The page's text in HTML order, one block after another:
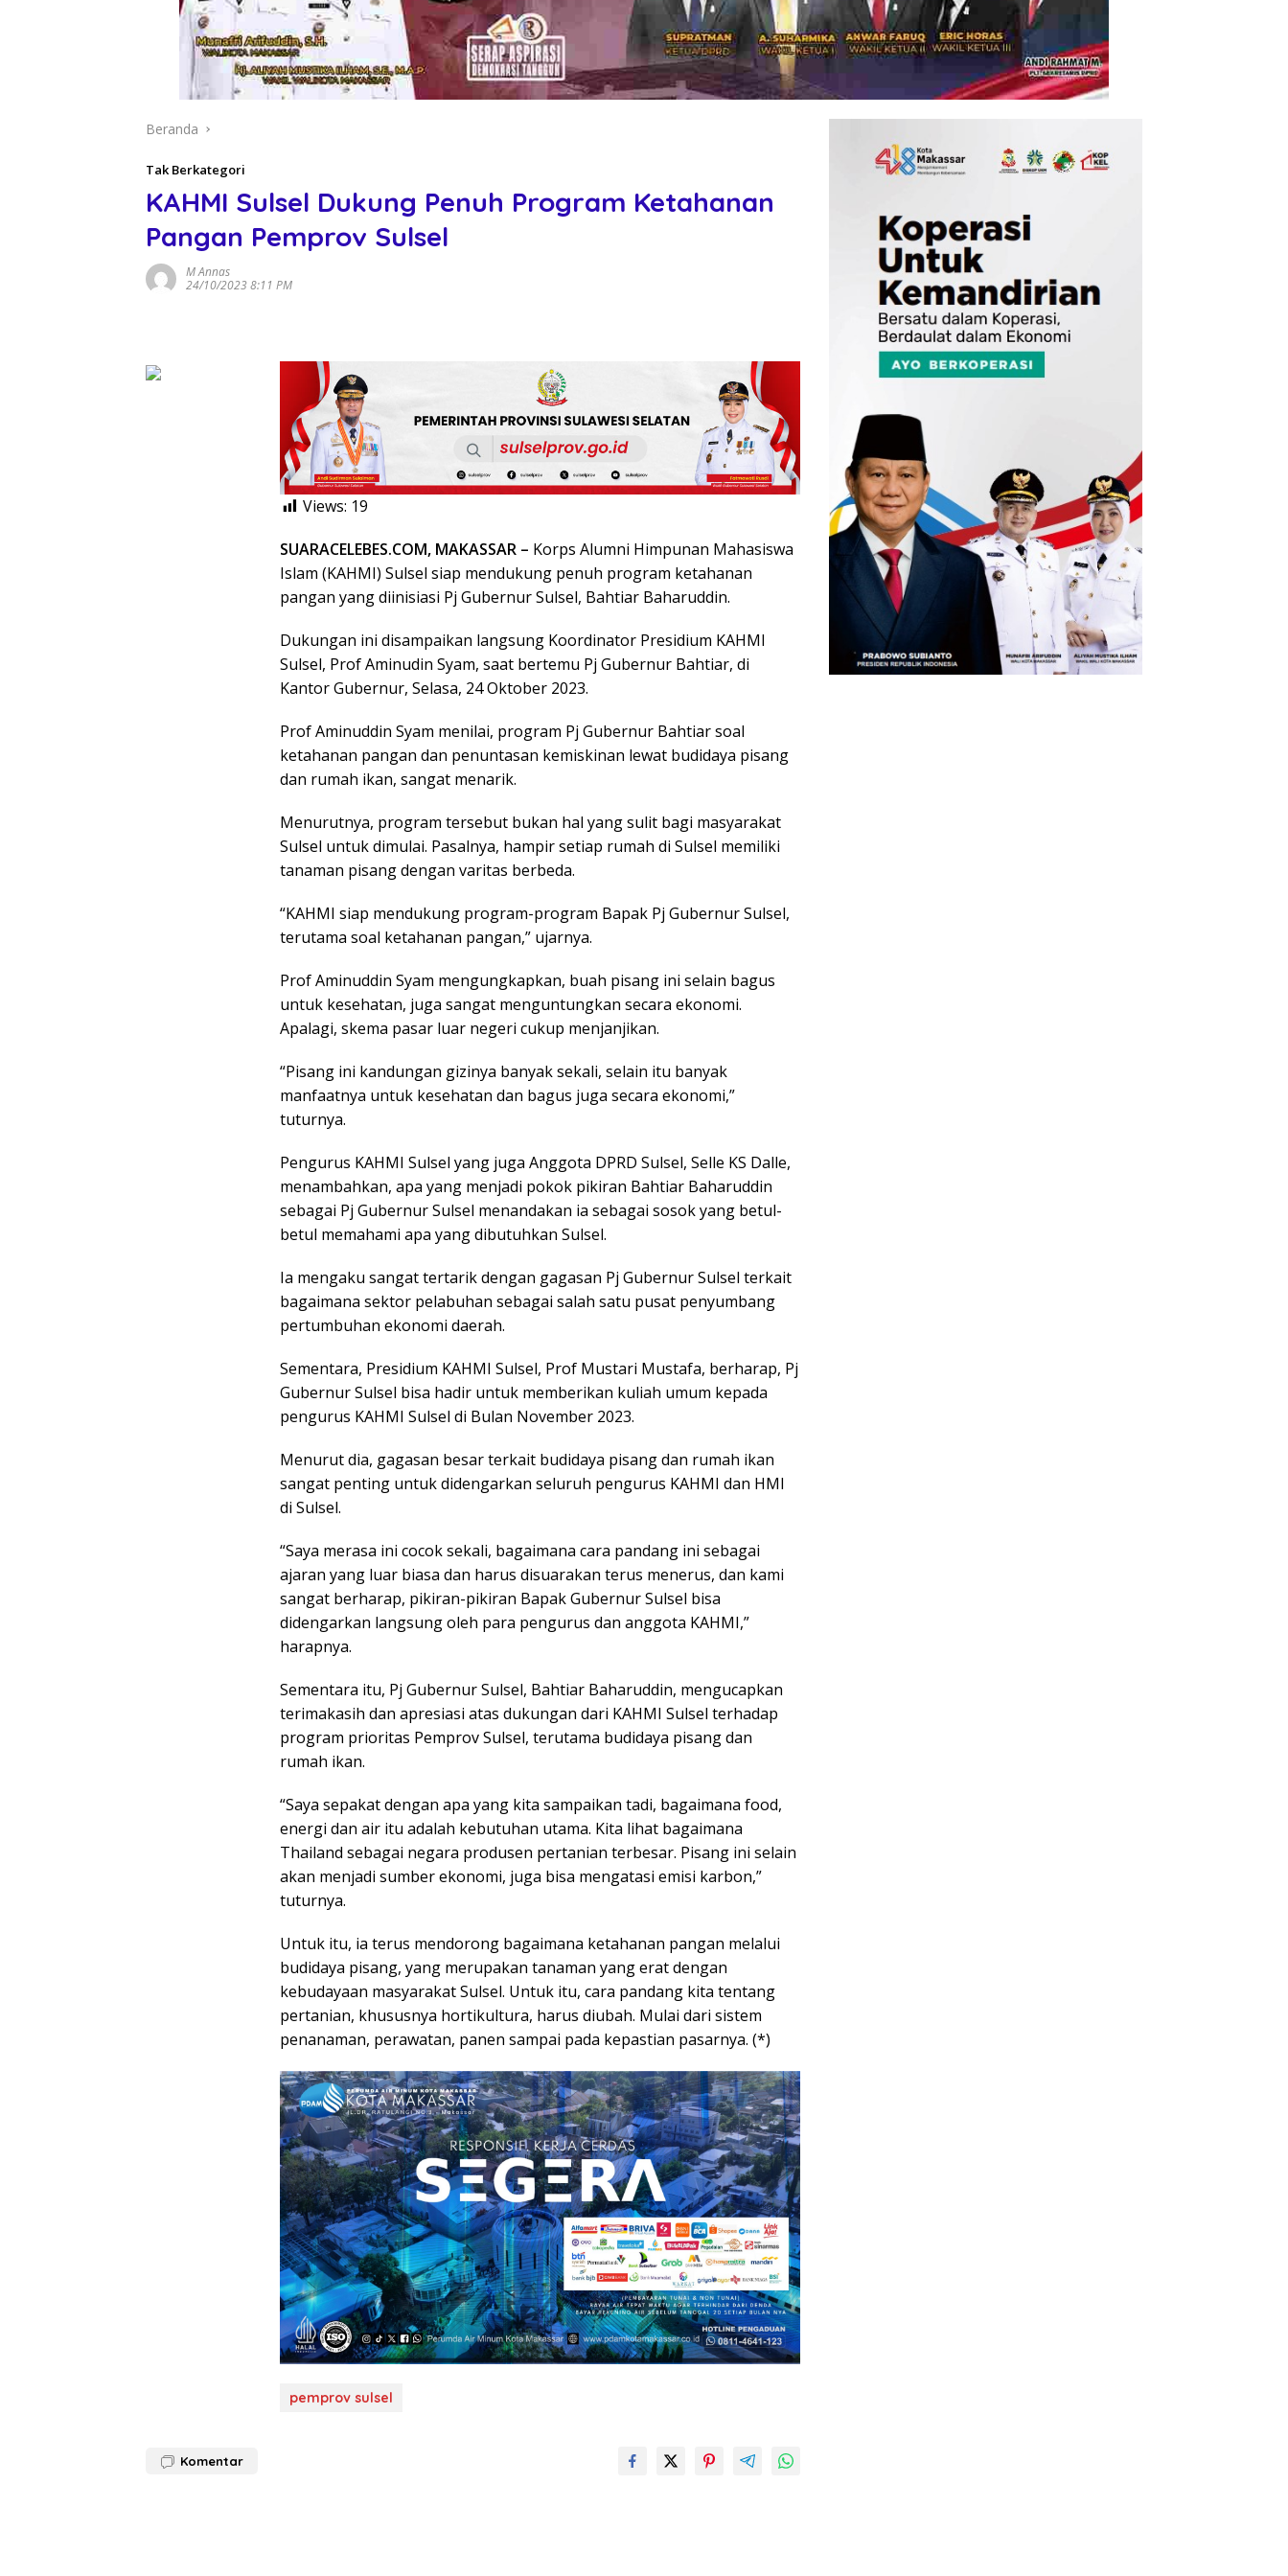
Beranda
Tak Berkategori
KAHMI Sulsel Dukung Penuh Program Ketahanan
Pangan Pemprov Sulsel
M Annas
24/10/2023 8:11 PM
Views: 19
SUARACELEBES.COM, MAKASSAR – Korps Alumni Himpunan Mahasiswa
Islam (KAHMI) Sulsel siap mendukung penuh program ketahanan
pangan yang diinisiasi Pj Gubernur Sulsel, Bahtiar Baharuddin.
Dukungan ini disampaikan langsung Koordinator Presidium KAHMI
Sulsel, Prof Aminudin Syam, saat bertemu Pj Gubernur Bahtiar, di
Kantor Gubernur, Selasa, 24 Oktober 2023.
Prof Aminuddin Syam menilai, program Pj Gubernur Bahtiar soal
ketahanan pangan dan penuntasan kemiskinan lewat budidaya pisang
dan rumah ikan, sangat menarik.
Menurutnya, program tersebut bukan hal yang sulit bagi masyarakat
Sulsel untuk dimulai. Pasalnya, hampir setiap rumah di Sulsel memiliki
tanaman pisang dengan varitas berbeda.
“KAHMI siap mendukung program-program Bapak Pj Gubernur Sulsel,
terutama soal ketahanan pangan,” ujarnya.
Prof Aminuddin Syam mengungkapkan, buah pisang ini selain bagus
untuk kesehatan, juga sangat menguntungkan secara ekonomi.
Apalagi, skema pasar luar negeri cukup menjanjikan.
“Pisang ini kandungan gizinya banyak sekali, selain itu banyak
manfaatnya untuk kesehatan dan bagus juga secara ekonomi,”
tuturnya.
Pengurus KAHMI Sulsel yang juga Anggota DPRD Sulsel, Selle KS Dalle,
menambahkan, apa yang menjadi pokok pikiran Bahtiar Baharuddin
sebagai Pj Gubernur Sulsel menandakan ia sebagai sosok yang betul-
betul memahami apa yang dibutuhkan Sulsel.
Ia mengaku sangat tertarik dengan gagasan Pj Gubernur Sulsel terkait
bagaimana sektor pelabuhan sebagai salah satu pusat penyumbang
pertumbuhan ekonomi daerah.
Sementara, Presidium KAHMI Sulsel, Prof Mustari Mustafa, berharap, Pj
Gubernur Sulsel bisa hadir untuk memberikan kuliah umum kepada
pengurus KAHMI Sulsel di Bulan November 2023.
Menurut dia, gagasan besar terkait budidaya pisang dan rumah ikan
sangat penting untuk didengarkan seluruh pengurus KAHMI dan HMI
di Sulsel.
“Saya merasa ini cocok sekali, bagaimana cara pandang ini sebagai
ajaran yang luar biasa dan harus disuarakan terus menerus, dan kami
sangat berharap, pikiran-pikiran Bapak Gubernur Sulsel bisa
didengarkan langsung oleh para pengurus dan anggota KAHMI,”
harapnya.
Sementara itu, Pj Gubernur Sulsel, Bahtiar Baharuddin, mengucapkan
terimakasih dan apresiasi atas dukungan dari KAHMI Sulsel terhadap
program prioritas Pemprov Sulsel, terutama budidaya pisang dan
rumah ikan.
“Saya sepakat dengan apa yang kita sampaikan tadi, bagaimana food,
energi dan air itu adalah kebutuhan utama. Kita lihat bagaimana
Thailand sebagai negara produsen pertanian terbesar. Pisang ini selain
akan menjadi sumber ekonomi, juga bisa mengatasi emisi karbon,”
tuturnya.
Untuk itu, ia terus mendorong bagaimana ketahanan pangan melalui
budidaya pisang, yang merupakan tanaman yang erat dengan
kebudayaan masyarakat Sulsel. Untuk itu, cara pandang kita tentang
pertanian, khususnya hortikultura, harus diubah. Mulai dari sistem
penanaman, perawatan, panen sampai pada kepastian pasarnya. (*)
pemprov sulsel
Komentar